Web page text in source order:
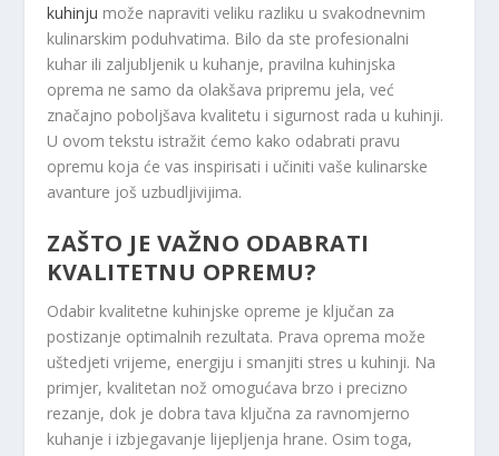
kuhinju može napraviti veliku razliku u svakodnevnim
kulinarskim poduhvatima. Bilo da ste profesionalni
kuhar ili zaljubljenik u kuhanje, pravilna kuhinjska
oprema ne samo da olakšava pripremu jela, već
značajno poboljšava kvalitetu i sigurnost rada u kuhinji.
U ovom tekstu istražit ćemo kako odabrati pravu
opremu koja će vas inspirisati i učiniti vaše kulinarske
avanture još uzbudljivijima.
ZAŠTO JE VAŽNO ODABRATI
KVALITETNU OPREMU?
Odabir kvalitetne kuhinjske opreme je ključan za
postizanje optimalnih rezultata. Prava oprema može
uštedjeti vrijeme, energiju i smanjiti stres u kuhinji. Na
primjer, kvalitetan nož omogućava brzo i precizno
rezanje, dok je dobra tava ključna za ravnomjerno
kuhanje i izbjegavanje lijepljenja hrane. Osim toga,